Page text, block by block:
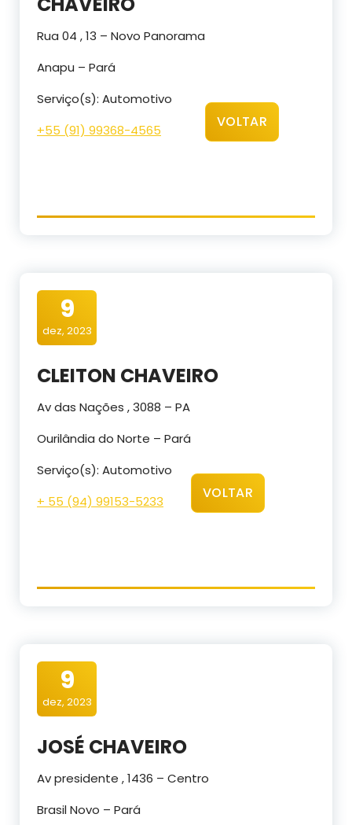
Rua 04 , 13 – Novo Panorama
Anapu – Pará
Serviço(s): Automotivo
+55 (91) 99368-4565
VOLTAR
9
dez, 2023
CLEITON CHAVEIRO
Av das Nações , 3088 – PA
Ourilândia do Norte – Pará
Serviço(s): Automotivo
+ 55 (94) 99153-5233
VOLTAR
9
dez, 2023
JOSÉ CHAVEIRO
Av presidente , 1436 – Centro
Brasil Novo – Pará